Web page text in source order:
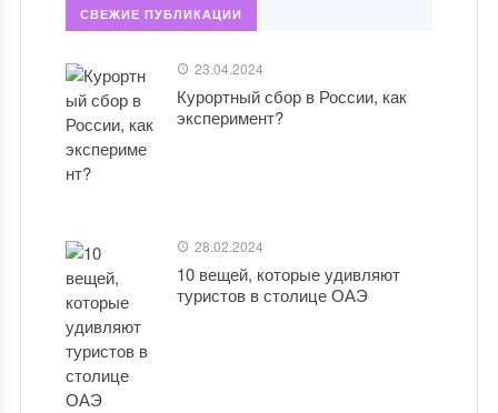
СВЕЖИЕ ПУБЛИКАЦИИ
23.04.2024
Курортный сбор в России, как
эксперимент?
28.02.2024
10 вещей, которые удивляют
туристов в столице ОАЭ